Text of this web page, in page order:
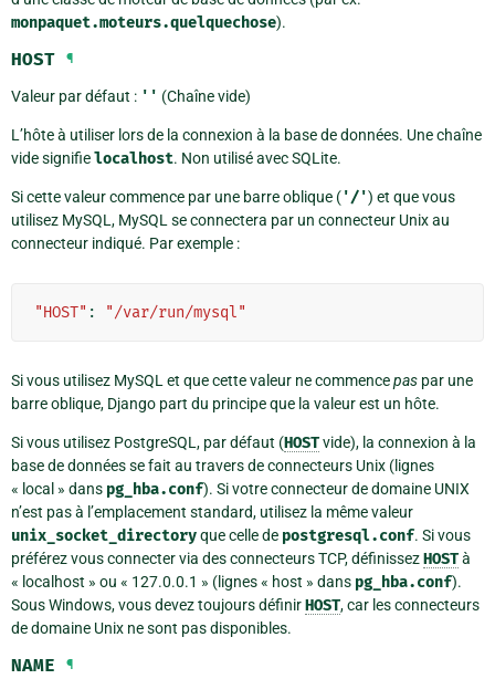
monpaquet.moteurs.quelquechose).
HOST ¶
Valeur par défaut : '' (Chaîne vide)
L’hôte à utiliser lors de la connexion à la base de données. Une chaîne
vide signifielocalhost. Non utilisé avec SQLite.
Si cette valeur commence par une barre oblique ('/') et que vous
utilisez MySQL, MySQL se connectera par un connecteur Unix au
connecteur indiqué. Par exemple :
"HOST" : "/var/run/mysql"
Si vous utilisez MySQL et que cette valeur ne commencepas par une
barre oblique, Django part du principe que la valeur est un hôte.
Si vous utilisez PostgreSQL, par défaut (HOSTvide), la connexion à la
base de données se fait au travers de connecteurs Unix (lignes
« local » dans pg_hba.conf). Si votre connecteur de domaine UNIX
n’est pas à l’emplacement standard, utilisez la même valeur
unix_socket_directoryque celle de postgresql.conf. Si vous
préférez vous connecter via des connecteurs TCP, définissezHOSTà
« localhost » ou « 127.0.0.1 » (lignes « host » dans pg_hba.conf).
Sous Windows, vous devez toujours définirHOST, car les connecteurs
de domaine Unix ne sont pas disponibles.
NAME ¶